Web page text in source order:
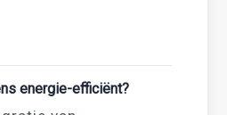
energie-efficiënt?